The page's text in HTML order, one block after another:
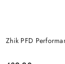
Zhik PFD